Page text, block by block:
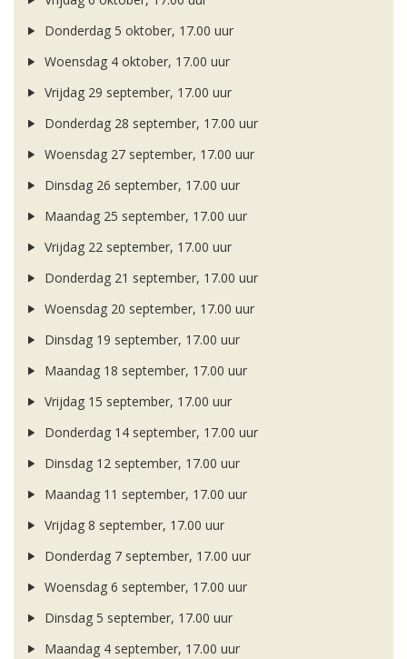
Donderdag 5 oktober, 17.00 uur
Woensdag 4 oktober, 17.00 uur
Vrijdag 29 september, 17.00 uur
Donderdag 28 september, 17.00 uur
Woensdag 27 september, 17.00 uur
Dinsdag 26 september, 17.00 uur
Maandag 25 september, 17.00 uur
Vrijdag 22 september, 17.00 uur
Donderdag 21 september, 17.00 uur
Woensdag 20 september, 17.00 uur
Dinsdag 19 september, 17.00 uur
Maandag 18 september, 17.00 uur
Vrijdag 15 september, 17.00 uur
Donderdag 14 september, 17.00 uur
Dinsdag 12 september, 17.00 uur
Maandag 11 september, 17.00 uur
Vrijdag 8 september, 17.00 uur
Donderdag 7 september, 17.00 uur
Woensdag 6 september, 17.00 uur
Dinsdag 5 september, 17.00 uur
Maandag 4 september, 17.00 uur